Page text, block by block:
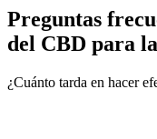
Preguntas
del CBD para
¿Cuánto tarda en hacer